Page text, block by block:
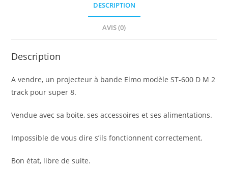
DESCRIPTION
AVIS (0)
Description
A vendre, un projecteur à bande Elmo modèle ST-600 D M 2
track pour super 8.
Vendue avec sa boite, ses accessoires et ses alimentations.
Impossible de vous dire s’ils fonctionnent correctement.
Bon état, libre de suite.